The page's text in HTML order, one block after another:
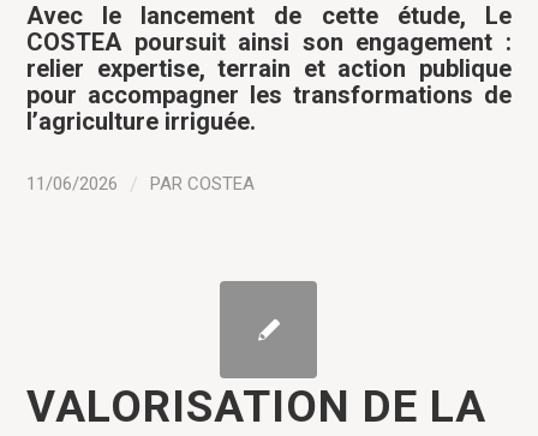
Avec le lancement de cette étude, Le
COSTEA poursuit ainsi son engagement :
relier expertise, terrain et action publique
pour accompagner les transformations de
l’agriculture irriguée.
11/06/2026 / PARCOSTEA
VALORISATION DE LA